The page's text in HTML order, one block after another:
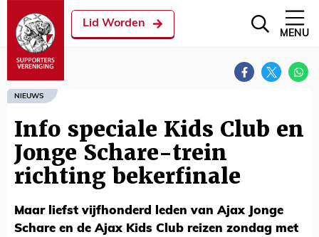
Lid Worden
MENU
NIEUWS
Info speciale Kids Club en
Jonge Schare-trein
richting bekerfinale
Maar liefst vijfhonderd leden van Ajax Jonge
Schare en de Ajax Kids Club reizen zondag met